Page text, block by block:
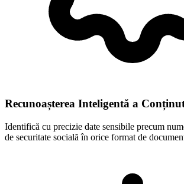
Recunoașterea Inteligentă a
Identifică cu precizie date sensibile precum
de securitate socială în orice format de